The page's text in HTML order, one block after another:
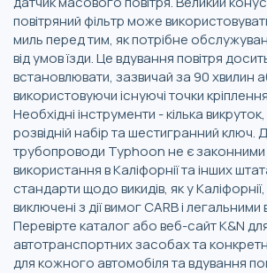
повітряний фільтр може
миль перед тим, як потрібне
від умов їзди. Це вдування повітря
встановлювати, зазвичай за 90 хвилин
використовуючи існуючі точки
Необхідні інструменти - кілька
розвідній набір та шестигранний ключ.
трубопроводи Typhoon не є
використання в Каліфорнії та інших
стандарти щодо викидів, як у Каліфорнії,
виключені з дії вимог CARB і
Перевірте каталог або веб-сайт K&N
автотранспортних засобах та
для кожного автомобіля та вдування